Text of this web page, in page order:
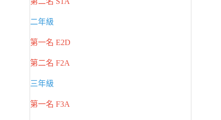
二年級
第一名 E2D
第二名 F2A
三年級
第一名 F3A